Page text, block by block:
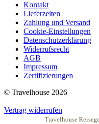
Kontakt
Lieferzeiten
Zahlung und Versand
Cookie-Einstellungen
Datenschutzerklärung
Widerrufsrecht
AGB
Impressum
Zertifizierungen
© Travelhouse 2026
Vertrag widerrufen
Travelhouse